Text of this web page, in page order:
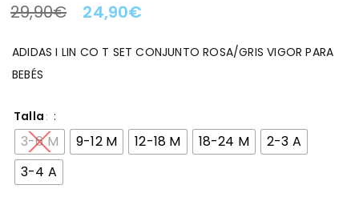
LA OFERTA TERMINA EN:
29,90€ 24,90€
ADIDAS I LIN CO T SET CONJUNTO ROSA/GRIS VIGOR PARA
BEBÉS
Talla
3-6 M 9-12 M 12-18 M 18-24 M
2-3 A
3-4 A